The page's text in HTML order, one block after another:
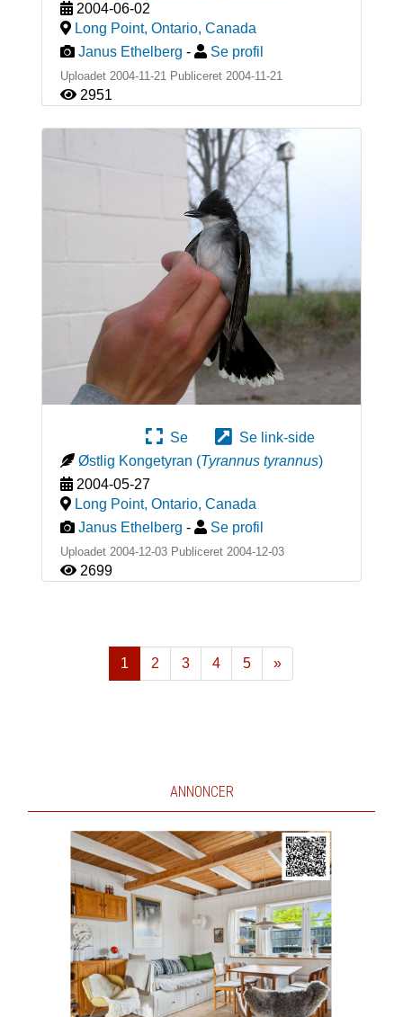
2004-06-02
Long Point, Ontario, Canada
Janus Ethelberg - Se profil
Uploadet 2004-11-21 Publiceret 2004-11-21
2951
Se
Se link-side
Østlig Kongetyran (Tyrannus tyrannus)
2004-05-27
Long Point, Ontario, Canada
Janus Ethelberg - Se profil
Uploadet 2004-12-03 Publiceret 2004-12-03
2699
1 2 3 4 5
»
Næste
ANNONCER